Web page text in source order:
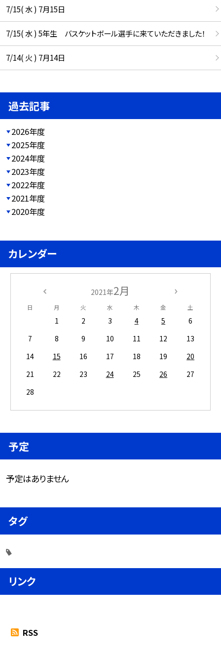
7/15( 水 ) 7月15日
7/15( 水 ) 5年生 バスケットボール選手に来ていただきました！
7/14( 火 ) 7月14日
過去記事
2026年度
2025年度
2024年度
2023年度
2022年度
2021年度
2020年度
カレンダー
2021年2月
日 月 火 水 木 金 土
1 2 3 4 5
6
7
8 9 10 11 12
13
14
15 16 17 18 19
20
21
22 23 24 25 26
27
28
予定
予定はありません
タグ
リンク
RSS